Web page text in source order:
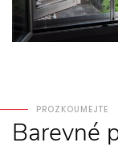
PROZKOUMEJTE
Barevné